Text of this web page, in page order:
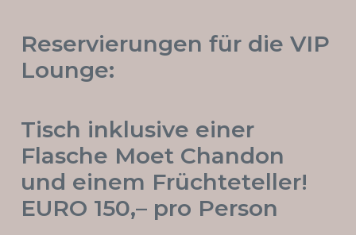
Reservierungen für die VIP
Lounge:
Tisch inklusive einer
Flasche Moet Chandon
und einem Früchteteller!
EURO 150,– pro Person